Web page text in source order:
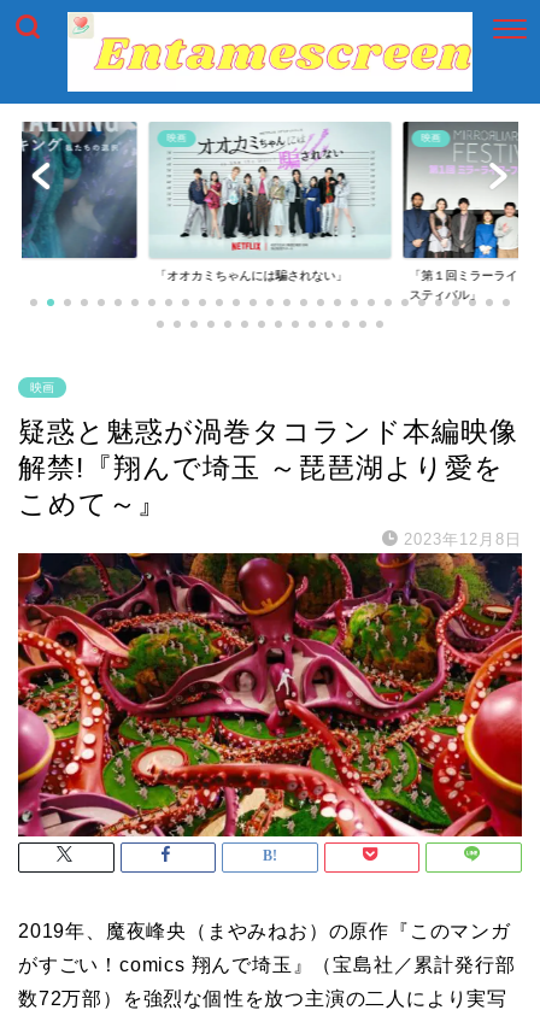
映画
「第１回ミラーライアーフィルムズ・フェ
映画
「第一回横浜国際映画
映画
疑惑と魅惑が渦巻タコランド本編映像
解禁!『翔んで埼玉 ～琵琶湖より愛を
こめて～』
2023年12月8日
2019年、魔夜峰央（まやみねお）の原作『このマンガ
がすごい！comics 翔んで埼玉』（宝島社／累計発行部
数72万部）を強烈な個性を放つ主演の二人により実写